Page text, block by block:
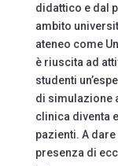
didattico e dal
ambito
ateneo come
è riuscita ad
studenti
di simulazione
clinica diventa
pazienti. A
presenza di